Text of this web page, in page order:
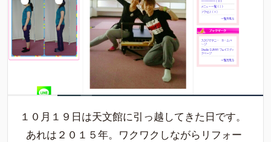
１０月１９日は天文館に引っ越してきた日です。
あれは２０１５年。ワクワクしながらリフォー